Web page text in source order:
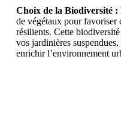
Choix de la Biodiversité :
de végétaux pour favoriser
résilients. Cette
vos jardinières
enrichir l’environnement